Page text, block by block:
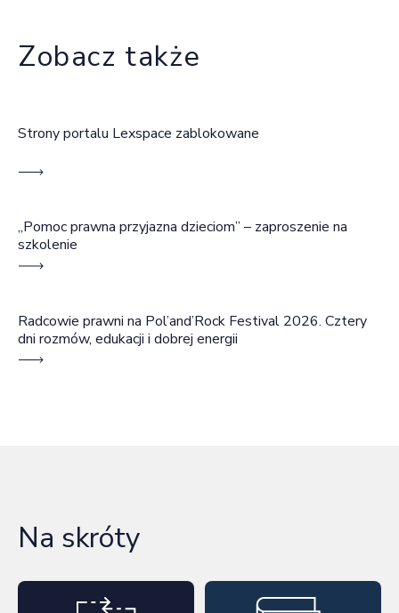
Zobacz także
Strony portalu Lexspace zablokowane
„Pomoc prawna przyjazna dzieciom” – zaproszenie na
szkolenie
Radcowie prawni na Pol’and’Rock Festival 2026. Cztery
dni rozmów, edukacji i dobrej energii
Na skróty